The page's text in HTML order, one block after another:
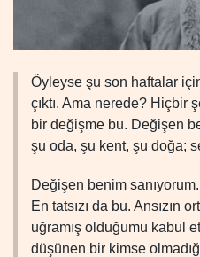
Öyleyse şu son haftalar
çıktı. Ama nerede? Hiçbir
bir değişme bu. Değişen
şu oda, şu kent, şu doğa;
Değişen benim
En tatsızı da bu. Ansızın
uğramış olduğumu kabul
düşünen bir kimse